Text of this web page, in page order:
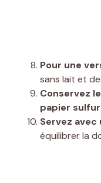
Pour une
sans lait et
Conservez
papier
Servez
équilibrer la